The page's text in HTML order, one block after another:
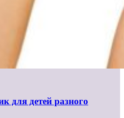
для детей разного